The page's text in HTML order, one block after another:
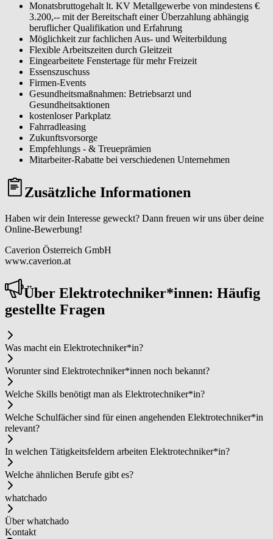
Monatsbruttogehalt lt. KV Metallgewerbe von mindestens €
3.200,-- mit der Bereitschaft einer Überzahlung abhängig
beruflicher Qualifikation und Erfahrung
Möglichkeit zur fachlichen Aus- und Weiterbildung
Flexible Arbeitszeiten durch Gleitzeit
Eingearbeitete Fenstertage für mehr Freizeit
Essenszuschuss
Firmen-Events
Gesundheitsmaßnahmen: Betriebsarzt und
Gesundheitsaktionen
kostenloser Parkplatz
Fahrradleasing
Zukunftsvorsorge
Empfehlungs - & Treueprämien
Mitarbeiter-Rabatte bei verschiedenen Unternehmen
Zusätzliche Informationen
Haben wir dein Interesse geweckt? Dann freuen wir uns über deine
Online-Bewerbung!
Caverion Österreich GmbH
www.caverion.at
Über Elek­tro­tech­ni­ker*in­nen: Häufig
gestellte Fragen
Was macht ein Elek­tro­tech­ni­ker*in?
Worunter sind Elek­tro­tech­ni­ker*in­nen noch bekannt?
Welche Skills benötigt man als Elek­tro­tech­ni­ker*in?
Welche Schulfächer sind für einen angehenden Elek­tro­tech­ni­ker*in
relevant?
In welchen Tätigkeitsfeldern arbeiten Elek­tro­tech­ni­ker*in?
Welche ähnlichen Berufe gibt es?
whatchado
Über whatchado
Kontakt